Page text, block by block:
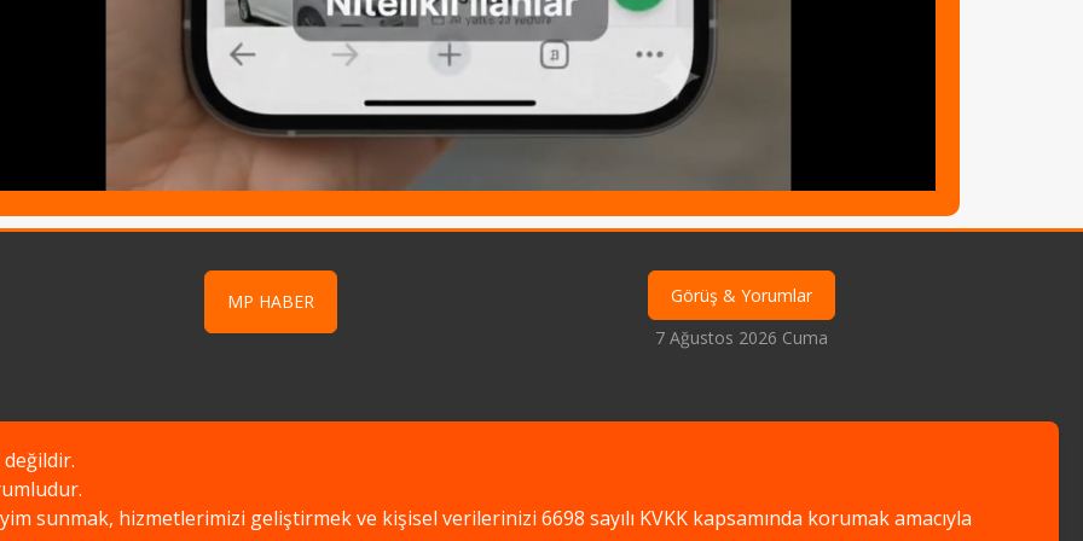
MP HABER
Görüş & Yorumlar
7 Ağustos 2026 Cuma
sunmak, hizmetlerimizi geliştirmek ve kişisel verilerinizi 6698 sayılı KVKK kapsamında korumak amacıyla